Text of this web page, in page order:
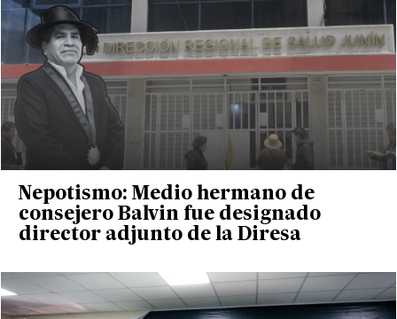
Nepotismo: Medio hermano de
consejero Balvin fue designado
director adjunto de la Diresa